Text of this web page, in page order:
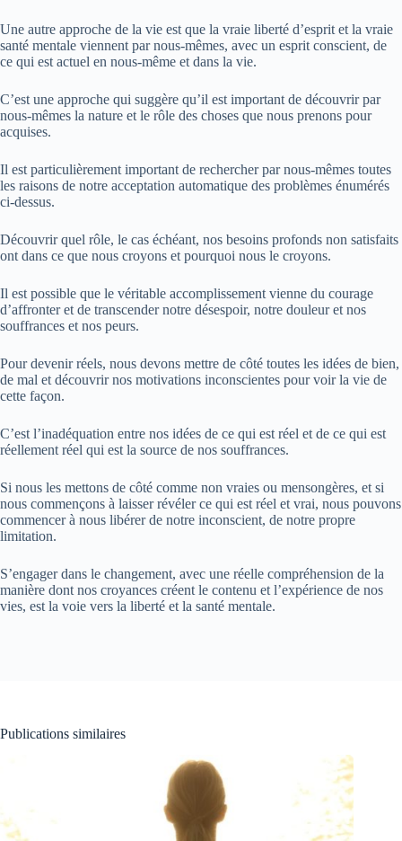
Une autre approche de la vie est que la vraie liberté d’esprit et la vraie
santé mentale viennent par nous-mêmes, avec un esprit conscient, de
ce qui est actuel en nous-même et dans la vie.
C’est une approche qui suggère qu’il est important de découvrir par
nous-mêmes la nature et le rôle des choses que nous prenons pour
acquises.
Il est particulièrement important de rechercher par nous-mêmes toutes
les raisons de notre acceptation automatique des problèmes énumérés
ci-dessus.
Découvrir quel rôle, le cas échéant, nos besoins profonds non satisfaits
ont dans ce que nous croyons et pourquoi nous le croyons.
Il est possible que le véritable accomplissement vienne du courage
d’affronter et de transcender notre désespoir, notre douleur et nos
souffrances et nos peurs.
Pour devenir réels, nous devons mettre de côté toutes les idées de bien,
de mal et découvrir nos motivations inconscientes pour voir la vie de
cette façon.
C’est l’inadéquation entre nos idées de ce qui est réel et de ce qui est
réellement réel qui est la source de nos souffrances.
Si nous les mettons de côté comme non vraies ou mensongères, et si
nous commençons à laisser révéler ce qui est réel et vrai, nous pouvons
commencer à nous libérer de notre inconscient, de notre propre
limitation.
S’engager dans le changement, avec une réelle compréhension de la
manière dont nos croyances créent le contenu et l’expérience de nos
vies, est la voie vers la liberté et la santé mentale.
Publications similaires